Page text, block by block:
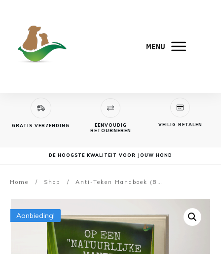
GRATIS VERZENDING
EENVOUDIG
RETOURNEREN
VEILIG BETALEN
DE HOOGSTE KWALITEIT VOOR JOUW HOND
Home / Shop / Anti-Teken Handboek (Budget)
Aanbieding!